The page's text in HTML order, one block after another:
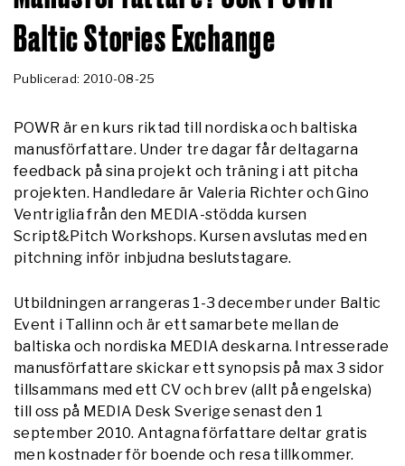
Baltic Stories Exchange
Publicerad: 2010-08-25
POWR är en kurs riktad till nordiska och baltiska
manusförfattare. Under tre dagar får deltagarna
feedback på sina projekt och träning i att pitcha
projekten. Handledare är Valeria Richter och Gino
Ventriglia från den MEDIA-stödda kursen
Script&Pitch Workshops. Kursen avslutas med en
pitchning inför inbjudna beslutstagare.
Utbildningen arrangeras 1-3 december under Baltic
Event i Tallinn och är ett samarbete mellan de
baltiska och nordiska MEDIA deskarna. Intresserade
manusförfattare skickar ett synopsis på max 3 sidor
tillsammans med ett CV och brev (allt på engelska)
till oss på MEDIA Desk Sverige senast den 1
september 2010. Antagna författare deltar gratis
men kostnader för boende och resa tillkommer.